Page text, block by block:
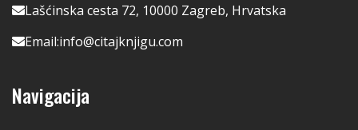
Lašćinska cesta 72, 10000 Zagreb, Hrvatska
Email:info@citajknjigu.com
Navigacija